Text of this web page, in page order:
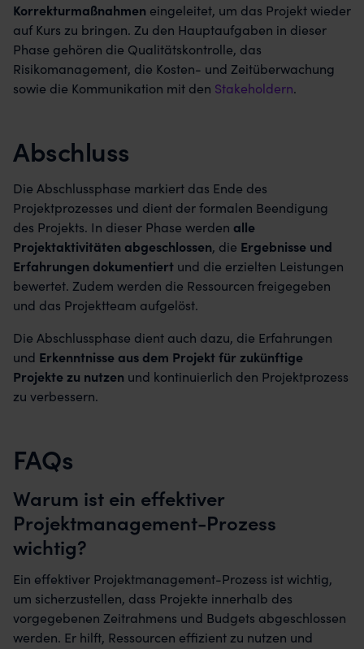
Korrekturmaßnahmen eingeleitet, um das Projekt wieder
auf Kurs zu bringen. Zu den Hauptaufgaben in dieser
Phase gehören die Qualitätskontrolle, das
Risikomanagement, die Kosten- und Zeitüberwachung
sowie die Kommunikation mit den Stakeholdern.
Abschluss
Die Abschlussphase markiert das Ende des
Projektprozesses und dient der formalen Beendigung
des Projekts. In dieser Phase werden alle
Projektaktivitäten abgeschlossen, die Ergebnisse und
Erfahrungen dokumentiert und die erzielten Leistungen
bewertet. Zudem werden die Ressourcen freigegeben
und das Projektteam aufgelöst.
Die Abschlussphase dient auch dazu, die Erfahrungen
und Erkenntnisse aus dem Projekt für zukünftige
Projekte zu nutzen und kontinuierlich den Projektprozess
zu verbessern.
FAQs
Warum ist ein effektiver
Projektmanagement-Prozess
wichtig?
Ein effektiver Projektmanagement-Prozess ist wichtig,
um sicherzustellen, dass Projekte innerhalb des
vorgegebenen Zeitrahmens und Budgets abgeschlossen
werden. Er hilft, Ressourcen effizient zu nutzen und